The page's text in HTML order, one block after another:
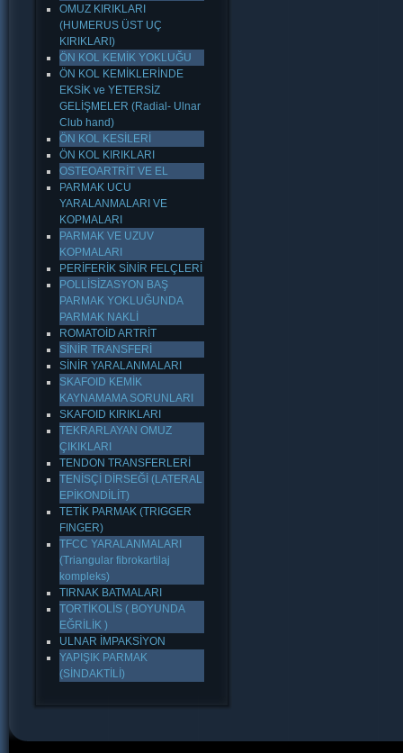
OMUZ KIRIKLARI
(HUMERUS ÜST UÇ
KIRIKLARI)
ÖN KOL KEMİK YOKLUĞU
ÖN KOL KEMİKLERİNDE
EKSİK ve YETERSİZ
GELİŞMELER (Radial- Ulnar
Club hand)
ÖN KOL KESİLERİ
ÖN KOL KIRIKLARI
OSTEOARTRİT VE EL
PARMAK UCU
YARALANMALARI VE
KOPMALARI
PARMAK VE UZUV
KOPMALARI
PERİFERİK SİNİR FELÇLERİ
POLLİSİZASYON BAŞ
PARMAK YOKLUĞUNDA
PARMAK NAKLİ
ROMATOİD ARTRİT
SİNİR TRANSFERİ
SİNİR YARALANMALARI
SKAFOID KEMİK
KAYNAMAMA SORUNLARI
SKAFOID KIRIKLARI
TEKRARLAYAN OMUZ
ÇIKIKLARI
TENDON TRANSFERLERİ
TENİSÇİ DİRSEĞİ (LATERAL
EPİKONDİLİT)
TETİK PARMAK (TRIGGER
FINGER)
TFCC YARALANMALARI
(Triangular fibrokartilaj
kompleks)
TIRNAK BATMALARI
TORTİKOLİS ( BOYUNDA
EĞRİLİK )
ULNAR İMPAKSİYON
YAPIŞIK PARMAK
(SİNDAKTİLİ)